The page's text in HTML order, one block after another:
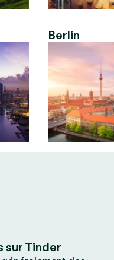
Berlin
sur Tinder